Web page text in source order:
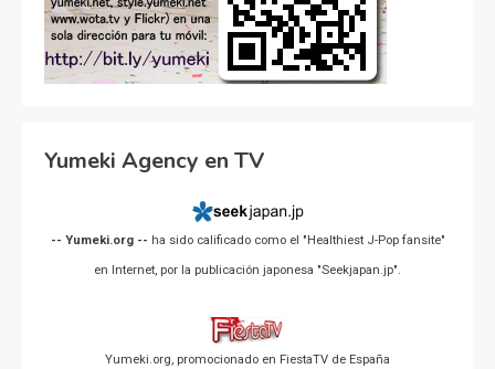
Yumeki Agency en TV
-- Yumeki.org -- ha sido calificado como el "Healthiest J-Pop fansite"
en Internet, por la publicación japonesa "Seekjapan.jp".
Yumeki.org, promocionado en FiestaTV de España